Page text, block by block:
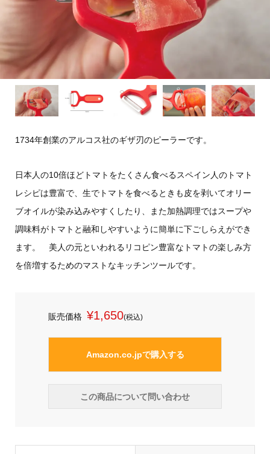
1734年創業のアルコス社のギザ刃のピーラーです。
日本人の10倍ほどトマトをたくさん食べるスペイン人のトマト
レシピは豊富で、生でトマトを食べるときも皮を剥いてオリー
ブオイルが染み込みやすくしたり、また加熱調理ではスープや
調味料がトマトと融和しやすいように簡単に下ごしらえができ
ます。 美人の元といわれるリコピン豊富なトマトの楽しみ方
を倍増するためのマストなキッチンツールです。
販売価格 ¥1,650(税込)
Amazon.co.jpで購入する
この商品について問い合わせ